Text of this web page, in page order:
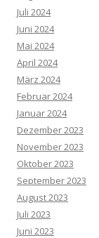
Juli 2024
Juni 2024
Mai 2024
April 2024
März 2024
Februar 2024
Januar 2024
Dezember 2023
November 2023
Oktober 2023
September 2023
August 2023
Juli 2023
Juni 2023